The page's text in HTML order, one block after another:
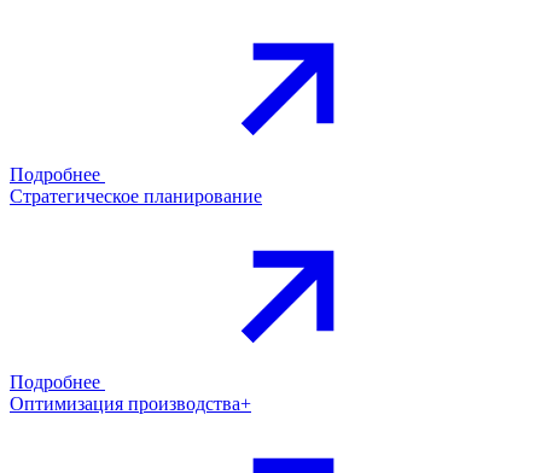
Подробнее
Стратегическое планирование
Подробнее
Оптимизация производства+